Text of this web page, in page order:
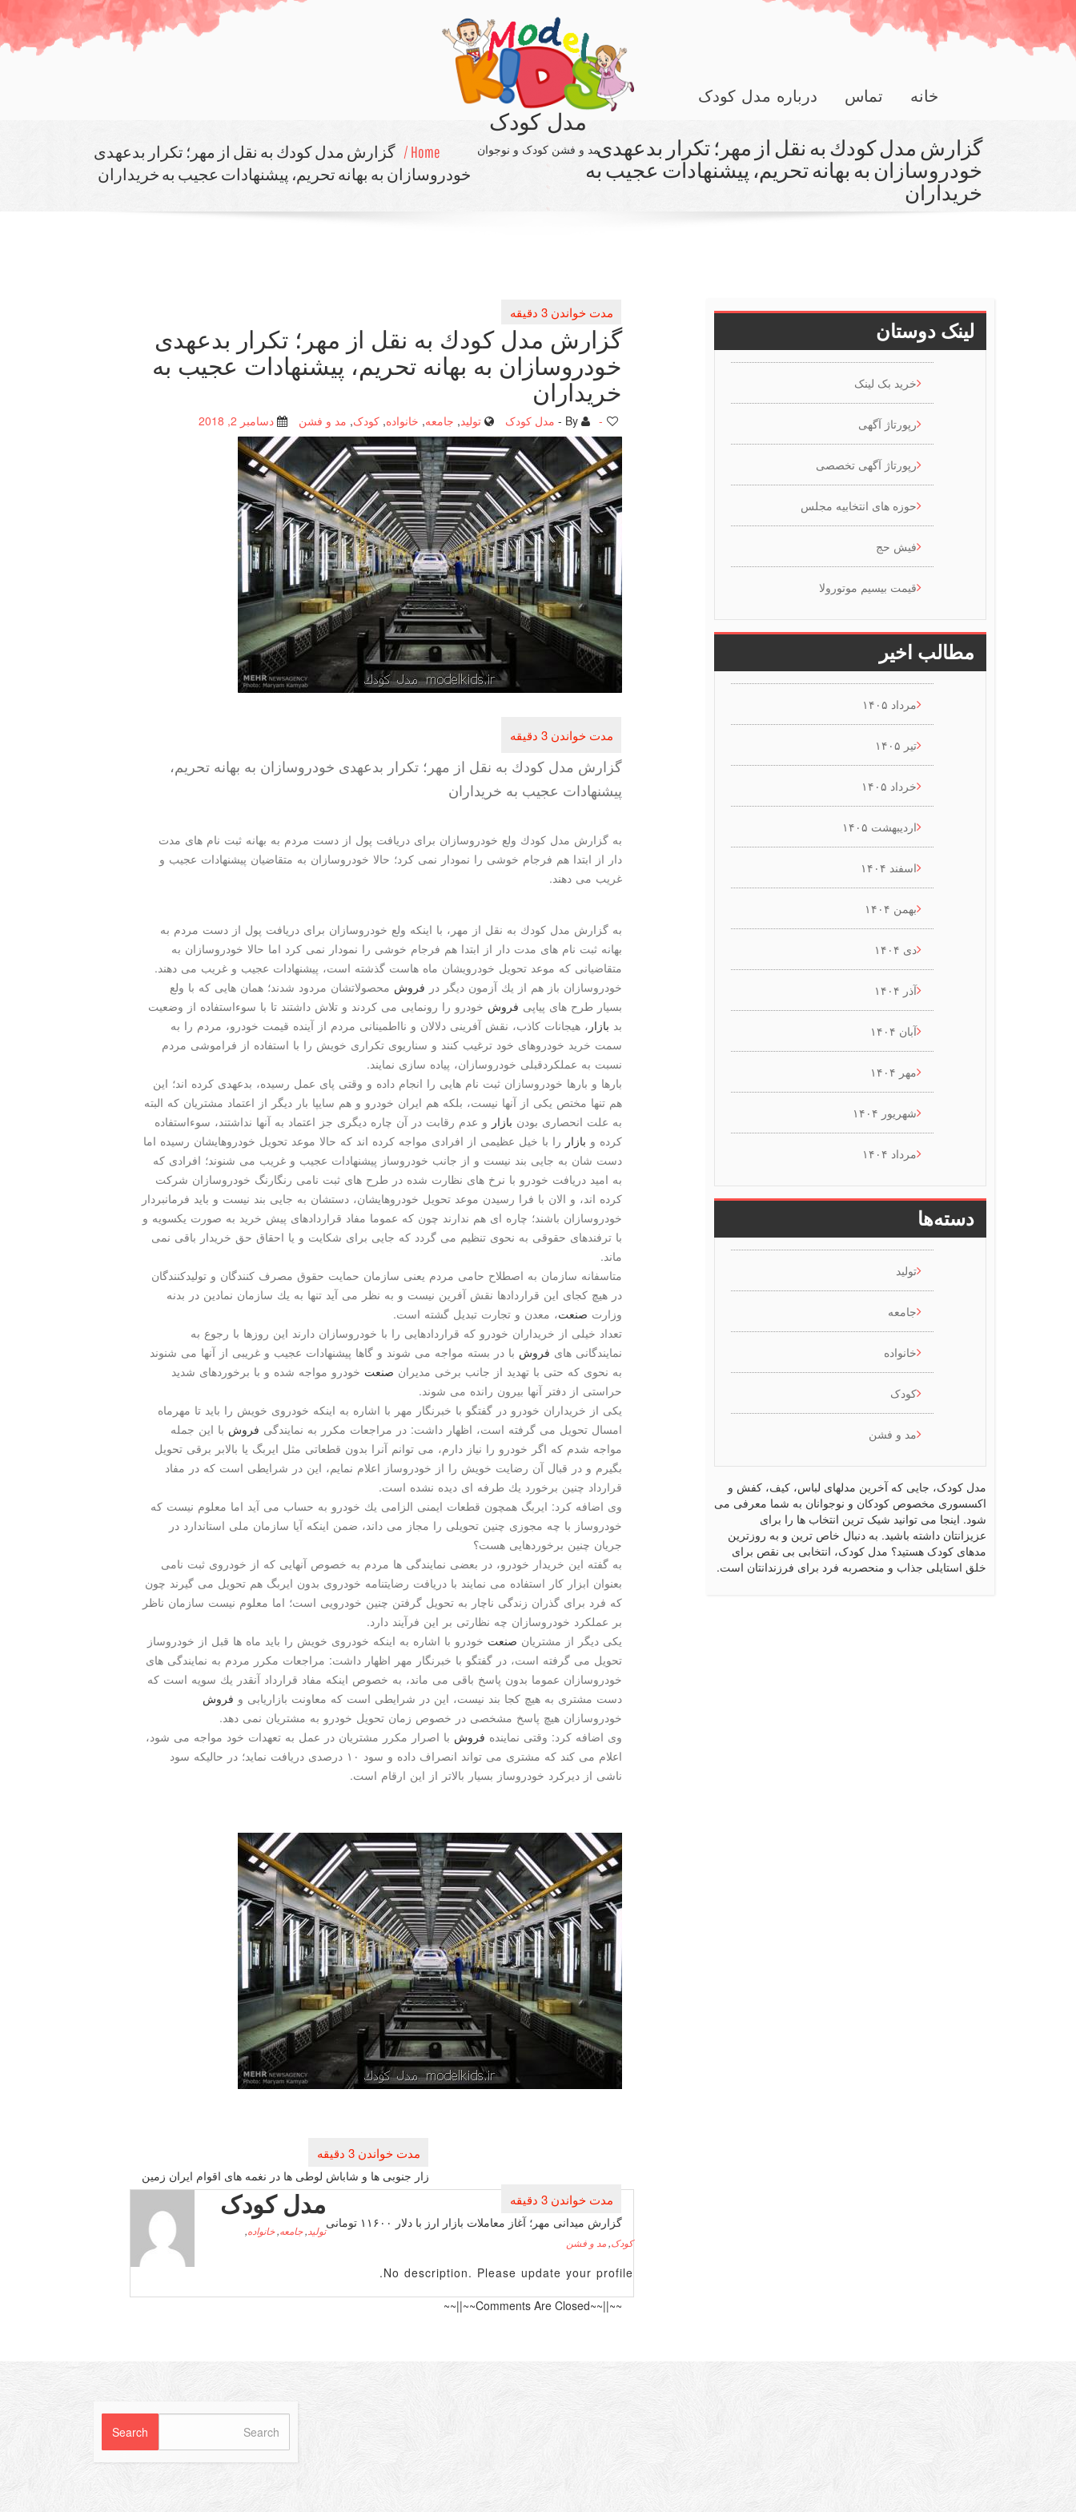
مدل کودک
مد و فشن کودک و نوجوان
خانه تماس درباره مدل کودک
Home /
گزارش مدل كودك به نقل از مهر؛ تكرار بدعهدی
خودروسازان به بهانه تحریم، پیشنهادات عجیب به خریداران
گزارش مدل كودك به نقل از مهر؛ تكرار بدعهدی
خودروسازان به بهانه تحریم، پیشنهادات عجیب به
خریداران
گزارش مدل كودك به نقل از مهر؛ تكرار بدعهدی
خودروسازان به بهانه تحریم، پیشنهادات عجیب به
خریداران
مدل کودک تولید, جامعه, خانواده, کودک, مد و فشن دسامبر 2, 2018 -
گزارش مدل كودك به نقل از مهر؛ تكرار بدعهدی خودروسازان به بهانه تحریم،
پیشنهادات عجیب به خریداران
به گزارش مدل كودك ولع خودروسازان برای دریافت پول از دست مردم به بهانه ثبت نام های مدت
دار از ابتدا هم فرجام خوشی را نمودار نمی كرد؛ حالا خودروسازان به متقاضیان پیشنهادات عجیب و
غریب می دهند.
به گزارش مدل كودك به نقل از مهر، با اینكه ولع خودروسازان برای دریافت پول از دست مردم به
بهانه ثبت نام های مدت دار از ابتدا هم فرجام خوشی را نمودار نمی كرد اما حالا خودروسازان به
متقاضیانی كه موعد تحویل خودرویشان ماه هاست گذشته است، پیشنهادات عجیب و غریب می دهند.
خودروسازان باز هم از یك آزمون دیگر در فروش محصولاتشان مردود شدند؛ همان هایی كه با ولع
بسیار طرح های پیاپی فروش خودرو را رونمایی می كردند و تلاش داشتند تا با سوءاستفاده از وضعیت
بد بازار ، هیجانات كاذب، نقش آفرینی دلالان و نااطمینانی مردم از آینده قیمت خودرو، مردم را به
سمت خرید خودروهای خود ترغیب كنند و سناریوی تكراری خویش را با استفاده از فراموشی مردم
نسبت به عملكردقبلی خودروسازان، پیاده سازی نمایند.
بارها و بارها خودروسازان ثبت نام هایی را انجام داده و وقتی پای عمل رسیده، بدعهدی كرده اند؛ این
هم تنها مختص یكی از آنها نیست، بلكه هم ایران خودرو و هم سایپا بار دیگر از اعتماد مشتریان كه البته
به علت انحصاری بودن بازار و عدم رقابت در آن چاره دیگری جز اعتماد به آنها نداشتند، سوءاستفاده
كرده و بازار را با خیل عظیمی از افرادی مواجه كرده اند كه حالا موعد تحویل خودروهایشان رسیده اما
دست شان به جایی بند نیست و از جانب خودروساز پیشنهادات عجیب و غریب می شنوند؛ افرادی كه
به امید دریافت خودرو با نرخ های نظارت شده در طرح های ثبت نامی رنگارنگ خودروسازان شركت
كرده اند، و الان با فرا رسیدن موعد تحویل خودروهایشان، دستشان به جایی بند نیست و باید فرمانبردار
خودروسازان باشند؛ چاره ای هم ندارند چون كه عموما مفاد قراردادهای پیش خرید به صورت یكسویه و
با ترفندهای حقوقی به نحوی تنظیم می گردد كه جایی برای شكایت و یا احقاق حق خریدار باقی نمی
ماند.
متاسفانه سازمان به اصطلاح حامی مردم یعنی سازمان حمایت حقوق مصرف كنندگان و تولیدكنندگان
در هیچ كجای این قراردادها نقش آفرین نیست و به نظر می آید تنها به یك سازمان نمادین در بدنه
وزارت صنعت، معدن و تجارت تبدیل گشته است.
تعداد خیلی از خریداران خودرو كه قراردادهایی را با خودروسازان دارند این روزها با رجوع به
نمایندگانی های فروش با در بسته مواجه می شوند و گاها پیشنهادات عجیب و غریبی از آنها می شنوند
به نحوی كه حتی با تهدید از جانب برخی مدیران صنعت خودرو مواجه شده و با برخوردهای شدید
حراستی از دفتر آنها بیرون رانده می شوند.
یكی از خریداران خودرو در گفتگو با خبرنگار مهر با اشاره به اینكه خودروی خویش را باید تا مهرماه
امسال تحویل می گرفته است، اظهار داشت: در مراجعات مكرر به نمایندگی فروش با این جمله
مواجه شدم كه اگر خودرو را نیاز دارم، می توانم آنرا بدون قطعاتی مثل ایربگ یا بالابر برقی تحویل
بگیرم و در قبال آن رضایت خویش را از خودروساز اعلام نمایم، این در شرایطی است كه در مفاد
قرارداد چنین برخورد یك طرفه ای دیده نشده است.
وی اضافه كرد: ایربگ همچون قطعات ایمنی الزامی یك خودرو به حساب می آید اما معلوم نیست كه
خودروساز با چه مجوزی چنین تحویلی را مجاز می داند، ضمن اینكه آیا سازمان ملی استاندارد در
جریان چنین برخوردهایی هست؟
به گفته این خریدار خودرو، در بعضی نمایندگی ها مردم به خصوص آنهایی كه از خودروی ثبت نامی
بعنوان ابزار كار استفاده می نمایند با دریافت رضایتنامه خودروی بدون ایربگ هم تحویل می گیرند چون
كه فرد برای گذران زندگی ناچار به تحویل گرفتن چنین خودرویی است؛ اما معلوم نیست سازمان ناظر
بر عملكرد خودروسازان چه نظارتی بر این فرآیند دارد.
یكی دیگر از مشتریان صنعت خودرو با اشاره به اینكه خودروی خویش را باید ماه ها قبل از خودروساز
تحویل می گرفته است، در گفتگو با خبرنگار مهر اظهار داشت: مراجعات مكرر مردم به نمایندگی های
خودروسازان عموما بدون پاسخ باقی می ماند، به خصوص اینكه مفاد قرارداد آنقدر یك سویه است كه
دست مشتری به هیچ كجا بند نیست، این در شرایطی است كه معاونت بازاریابی و فروش
خودروسازان هیچ پاسخ مشخصی در خصوص زمان تحویل خودرو به مشتریان نمی دهد.
وی اضافه كرد: وقتی نماینده فروش با اصرار مكرر مشتریان در عمل به تعهدات خود مواجه می شود،
اعلام می كند كه مشتری می تواند انصراف داده و سود ۱۰ درصدی دریافت نماید؛ در حالیكه سود
ناشی از دیركرد خودروساز بسیار بالاتر از این ارقام است.
زار جنوبی ها و شاباش لوطی ها در نغمه های اقوام ایران زمین
گزارش میدانی مهر؛ آغاز معاملات بازار ارز با دلار ۱۱۶۰۰ تومانی
مدل کودک
تولید ,جامعه,خانواده,
کودک, مد و فشن
No description. Please update your profile.
~~||~~Comments Are Closed~~||~~
لینک دوستان
خرید بک لینک
رپورتاژ آگهی
رپورتاژ آگهی تخصصی
حوزه های انتخابیه مجلس
فیش حج
قیمت بیسیم موتورولا
مطالب اخیر
مرداد ۱۴۰۵
تیر ۱۴۰۵
خرداد ۱۴۰۵
اردیبهشت ۱۴۰۵
اسفند ۱۴۰۴
بهمن ۱۴۰۴
دی ۱۴۰۴
آذر ۱۴۰۴
آبان ۱۴۰۴
مهر ۱۴۰۴
شهریور ۱۴۰۴
مرداد ۱۴۰۴
دسته‌ها
تولید
جامعه
خانواده
کودک
مد و فشن
مدل کودک، جایی که آخرین مدلهای لباس، کیف، کفش و
اکسسوری مخصوص کودکان و نوجوانان به شما معرفی می
شود. اینجا می توانید شیک ترین انتخاب ها را برای
عزیزانتان داشته باشید. به دنبال خاص ترین و به روزترین
مدهای کودک هستید؟ مدل کودک، انتخابی بی نقص برای
خلق استایلی جذاب و منحصربه فرد برای فرزندانتان است.